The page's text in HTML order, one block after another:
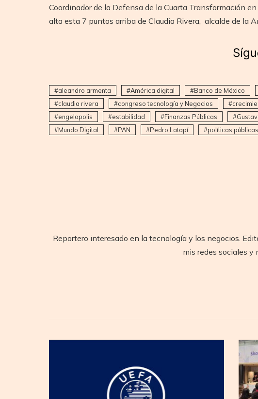
Coordinador de la Defensa de la Cuarta Transformación
alta esta 7 puntos arriba de Claudia Rivera, alcalde de la
aleandro armenta América digital Banco de México
claudia rivera
congreso tecnología y Negocios
engelopolis
estabilidad Finanzas Públicas
Mundo Digital
PAN Pedro Latapí políticas públicas
Reportero interesado en la tecnología y los negocios.
mis redes sociales y